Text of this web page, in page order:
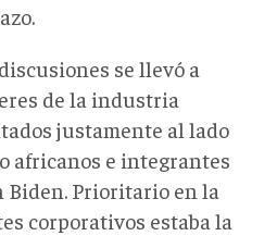
se llevó a
de la industria
justamente al lado
africanos e integrantes
Prioritario en la
corporativos estaba la